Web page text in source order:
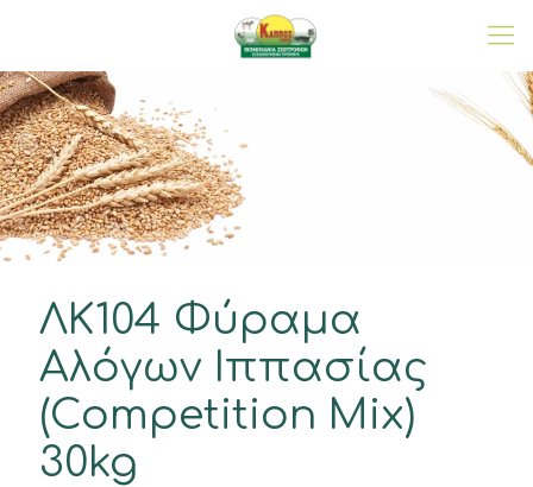
ΛΚ104 Φύραμα
Αλόγων Ιππασίας
(Competition Mix)
30kg